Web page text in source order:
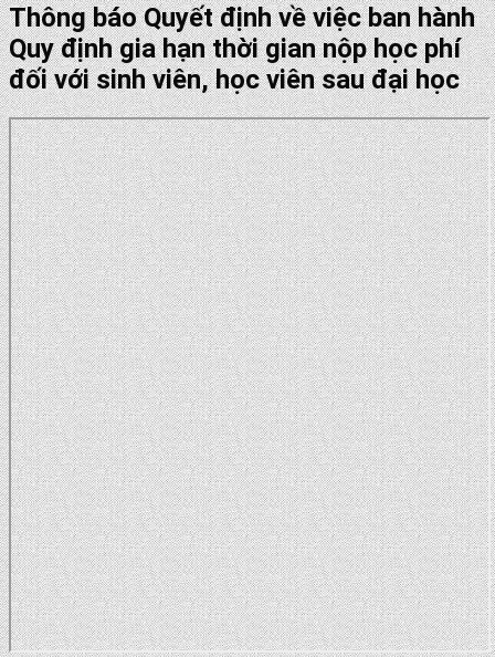
Thông báo Quyết định về việc ban hành
Quy định gia hạn thời gian nộp học phí
đối với sinh viên, học viên sau đại học